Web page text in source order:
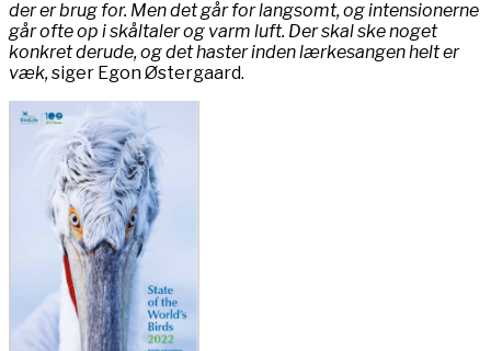
der er brug for. Men det går for langsomt, og intensionerne
går ofte op i skåltaler og varm luft. Der skal ske noget
konkret derude, og det haster inden lærkesangen helt er
væk,siger Egon Østergaard.